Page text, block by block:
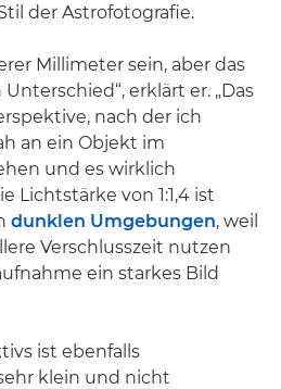
der Astrofotografie.
Millimeter sein, aber das
erklärt er. „Das
nach der ich
an ein Objekt im
und es wirklich
Lichtstärke von 1:1,4 ist
dunklen Umgebungen, weil
Verschlusszeit nutzen
ein starkes Bild
ist ebenfalls
klein und nicht